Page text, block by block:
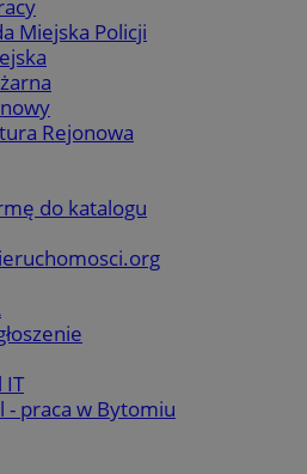
Miejska Policji
Rejonowa
do katalogu
IT
- praca w Bytomiu